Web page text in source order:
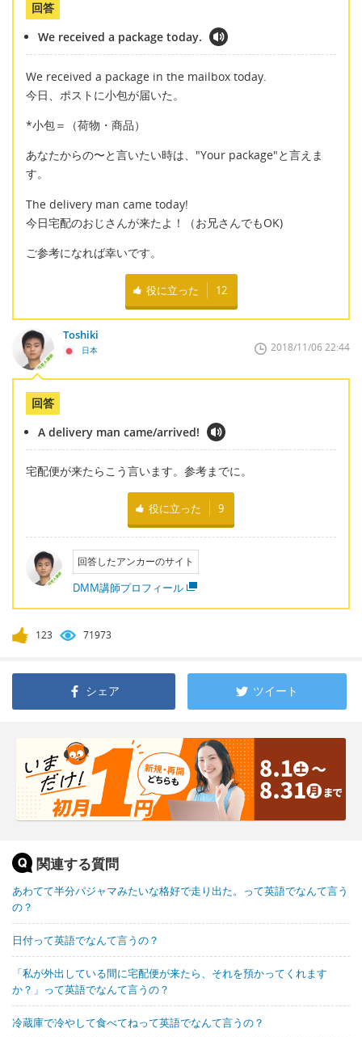
回答
We received a package today.
We received a package in the mailbox today.
今日、ポストに小包が届いた。
*小包＝（荷物・商品）
あなたからの〜と言いたい時は、"Your package"と言えま
す。
The delivery man came today!
今日宅配のおじさんが来たよ！（お兄さんでもOK)
ご参考になれば幸いです。
役に立った 12
Toshiki
日本 2018/11/06 22:44
回答
A delivery man came/arrived!
宅配便が来たらこう言います。参考までに。
役に立った 9
回答したアンカーのサイト
DMM講師プロフィール
123 71973
シェア ツイート
関連する質問
あわてて半分パジャマみたいな格好で走り出た。って英語でなんて言う
の？
日付って英語でなんて言うの？
「私が外出している間に宅配便が来たら、それを預かってくれます
か？」って英語でなんて言うの？
冷蔵庫で冷やして食べてねって英語でなんて言うの？